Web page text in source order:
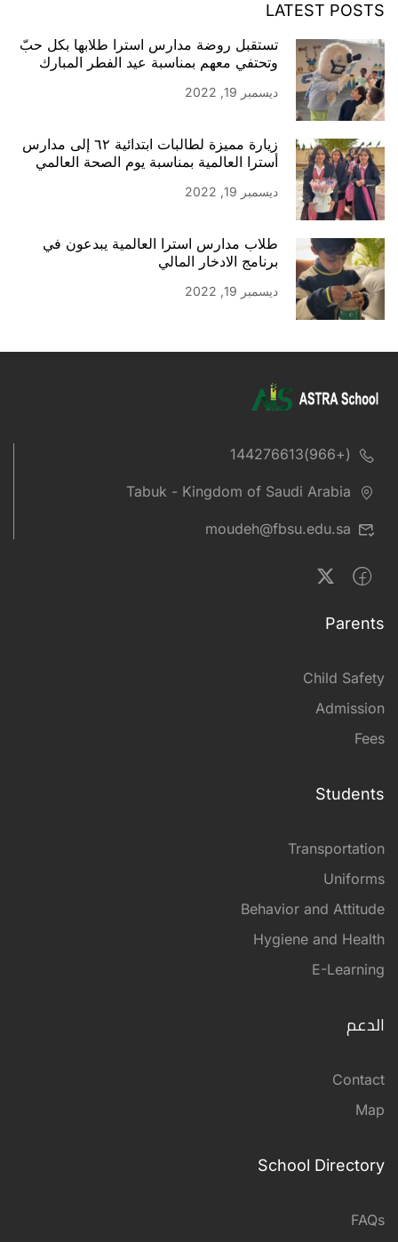
LATEST POSTS
تستقبل روضة مدارس استرا طلابها بكل حبّ
وتحتفي معهم بمناسبة عيد الفطر المبارك
ديسمبر 19, 2022
زيارة مميزة لطالبات ابتدائية ٦٢ إلى مدارس
أسترا العالمية بمناسبة يوم الصحة العالمي
ديسمبر 19, 2022
طلاب مدارس أسترا العالمية يبدعون في
برنامج الادخار المالي
ديسمبر 19, 2022
(+966)144276613
Tabuk - Kingdom of Saudi Arabia
moudeh@fbsu.edu.sa
Parents
Child Safety
Admission
Fees
Students
Transportation
Uniforms
Behavior and Attitude
Hygiene and Health
E-Learning
الدعم
Contact
Map
School Directory
FAQs